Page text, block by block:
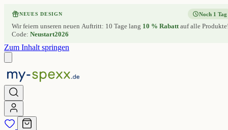
NEUES DESIGN
Wir feiern unseren neuen Auftritt: 10 Tage lang 10 % Rabattauf alle
Code: Neustart2026
Noch 1 Tag
Zum Inhalt springen